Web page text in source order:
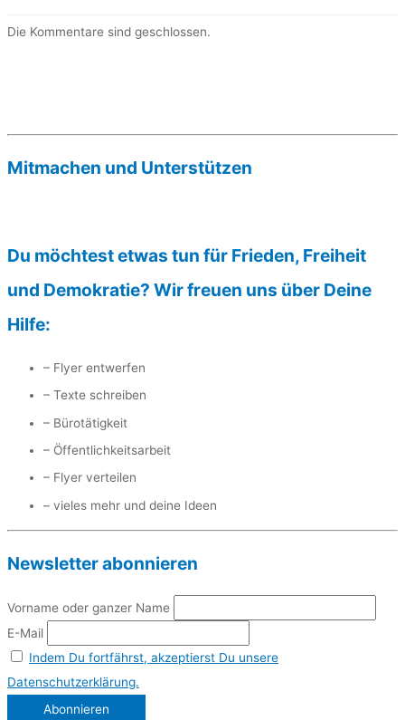
Die Kommentare sind geschlossen.
Mitmachen und Unterstützen
Du möchtest etwas tun für Frieden, Freiheit
und Demokratie? Wir freuen uns über Deine
Hilfe:
– Flyer entwerfen
– Texte schreiben
– Bürotätigkeit
– Öffentlichkeitsarbeit
– Flyer verteilen
– vieles mehr und deine Ideen
Newsletter abonnieren
Vorname oder ganzer Name
E-Mail
Indem Du fortfährst, akzeptierst Du unsere
Datenschutzerklärung.